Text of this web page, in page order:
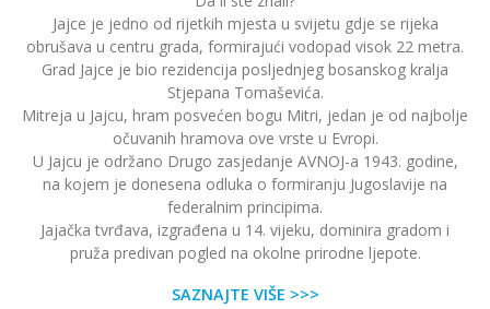
Jajce je jedno od rijetkih mjesta u svijetu gdje se rijeka
obrušava u centru grada, formirajući vodopad visok 22 metra.
Grad Jajce je bio rezidencija posljednjeg bosanskog kralja
Stjepana Tomaševića.
Mitreja u Jajcu, hram posvećen bogu Mitri, jedan je od najbolje
očuvanih hramova ove vrste u Evropi.
U Jajcu je održano Drugo zasjedanje AVNOJ-a 1943. godine,
na kojem je donesena odluka o formiranju Jugoslavije na
federalnim principima.
Jajačka tvrđava, izgrađena u 14. vijeku, dominira gradom i
pruža predivan pogled na okolne prirodne ljepote.
SAZNAJTE VIŠE >>>